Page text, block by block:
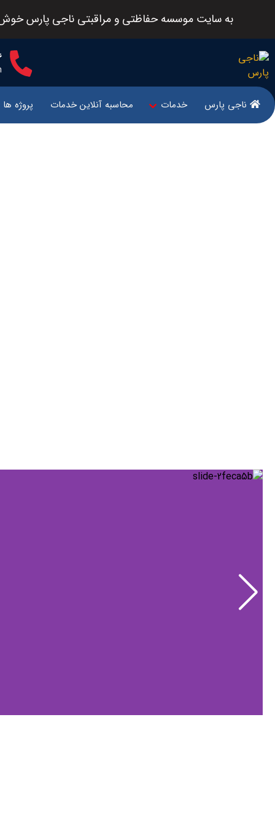
به سایت موسسه حفاظتی و مراقبتی ناجی پارس
ناجی پارس خدمات محاسبه آنلاین خدمات پروژه ها